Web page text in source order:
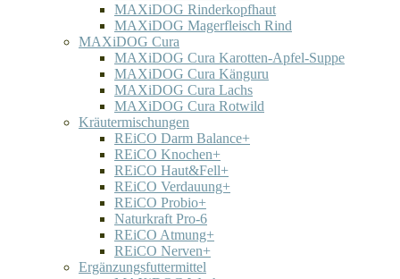
MAXiDOG Rinderkopfhaut
MAXiDOG Magerfleisch Rind
MAXiDOG Cura
MAXiDOG Cura Karotten-Apfel-Suppe
MAXiDOG Cura Känguru
MAXiDOG Cura Lachs
MAXiDOG Cura Rotwild
Kräutermischungen
REiCO Darm Balance+
REiCO Knochen+
REiCO Haut&Fell+
REiCO Verdauung+
REiCO Probio+
Naturkraft Pro-6
REiCO Atmung+
REiCO Nerven+
Ergänzungsfuttermittel